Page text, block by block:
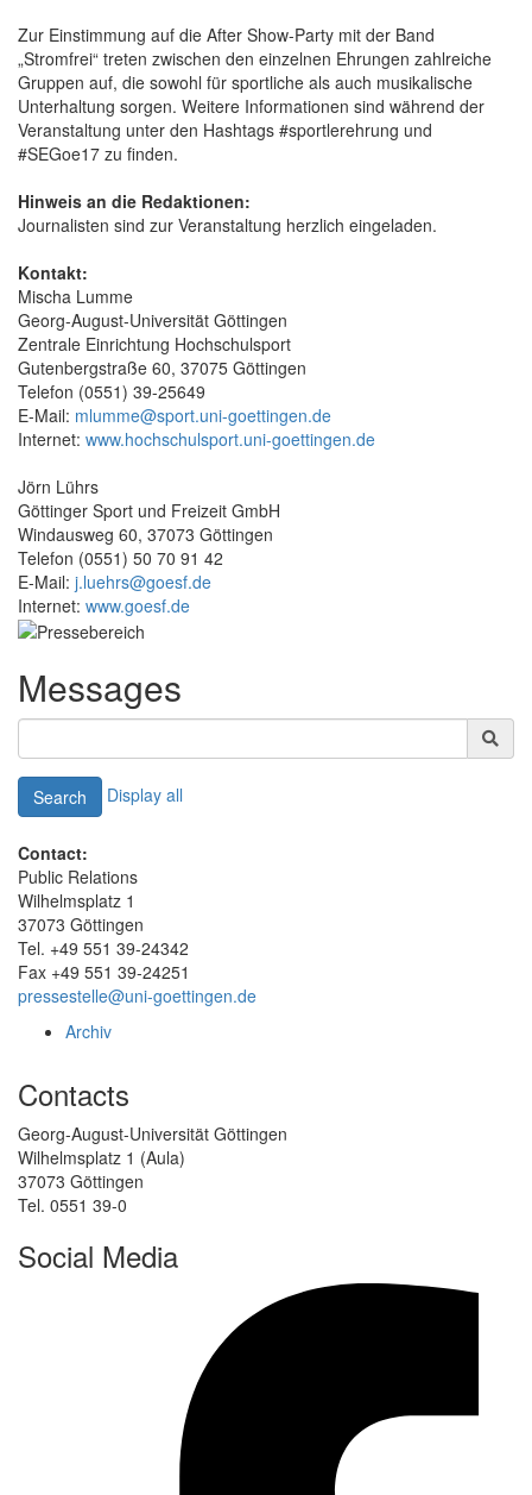
Zur Einstimmung auf die After Show-Party mit der Band
„Stromfrei“ treten zwischen den einzelnen Ehrungen zahlreiche
Gruppen auf, die sowohl für sportliche als auch musikalische
Unterhaltung sorgen. Weitere Informationen sind während der
Veranstaltung unter den Hashtags #sportlerehrung und
#SEGoe17 zu finden.
Hinweis an die Redaktionen:
Journalisten sind zur Veranstaltung herzlich eingeladen.
Kontakt:
Mischa Lumme
Georg-August-Universität Göttingen
Zentrale Einrichtung Hochschulsport
Gutenbergstraße 60, 37075 Göttingen
Telefon (0551) 39-25649
E-Mail: mlumme@sport.uni-goettingen.de
Internet: www.hochschulsport.uni-goettingen.de
Jörn Lührs
Göttinger Sport und Freizeit GmbH
Windausweg 60, 37073 Göttingen
Telefon (0551) 50 70 91 42
E-Mail: j.luehrs@goesf.de
Internet: www.goesf.de
Messages
Search Display all
Contact:
Public Relations
Wilhelmsplatz 1
37073 Göttingen
Tel. +49 551 39-24342
Fax +49 551 39-24251
pressestelle@uni-goettingen.de
Archiv
Contacts
Georg-August-Universität Göttingen
Wilhelmsplatz 1 (Aula)
37073 Göttingen
Tel. 0551 39-0
Social Media